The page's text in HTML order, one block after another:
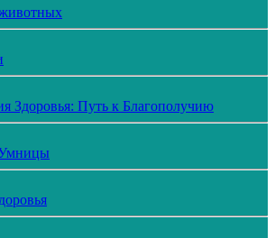
Здоровья: Путь к Благополучию